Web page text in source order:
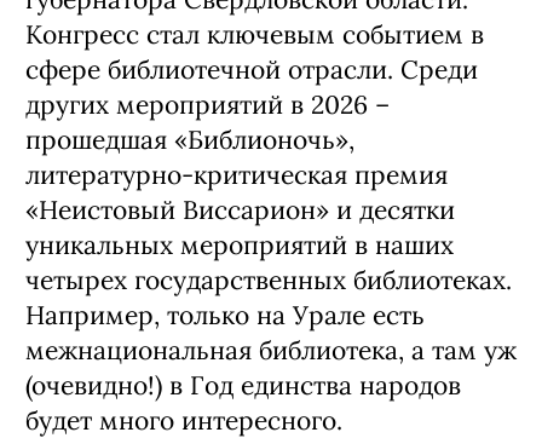
Конгресс стал ключевым событием в
сфере библиотечной отрасли. Среди
других мероприятий в 2026 –
прошедшая «Библионочь»,
литературно-критическая премия
«Неистовый Виссарион» и десятки
уникальных мероприятий в наших
четырех государственных библиотеках.
Например, только на Урале есть
межнациональная библиотека, а там уж
(очевидно!) в Год единства народов
будет много интересного.